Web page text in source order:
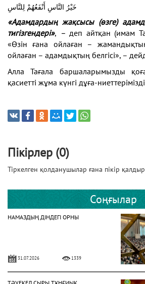
خَيْرُ النَّاسِ أَنْفَعُهُمْ لِلنَّاسِ
«Адамдардың жақсысы (өзге)
тигізгендері», – деп айтқан (имам
«Өзін ғана ойлаған –
ойлаған – адамдықтың белгісі», –
Алла Тағала баршаларымызды
қасиетті жұма күнгі дұға-
Пікірлер (0)
Тіркелген қолданушылар ғана пікір
Соңғылар
НАМАЗДЫҢ ДІНДЕГІ ОРНЫ
31.07.2026 1339